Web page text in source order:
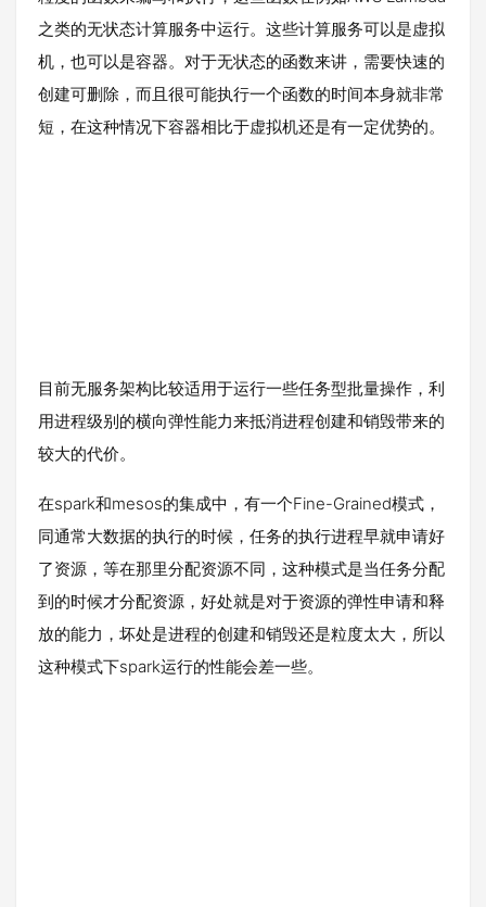
之类的无状态计算服务中运行。这些计算服务可以是虚拟
机，也可以是容器。对于无状态的函数来讲，需要快速的
创建可删除，而且很可能执行一个函数的时间本身就非常
短，在这种情况下容器相比于虚拟机还是有一定优势的。
目前无服务架构比较适用于运行一些任务型批量操作，利
用进程级别的横向弹性能力来抵消进程创建和销毁带来的
较大的代价。
在spark和mesos的集成中，有一个Fine-Grained模式，
同通常大数据的执行的时候，任务的执行进程早就申请好
了资源，等在那里分配资源不同，这种模式是当任务分配
到的时候才分配资源，好处就是对于资源的弹性申请和释
放的能力，坏处是进程的创建和销毁还是粒度太大，所以
这种模式下spark运行的性能会差一些。